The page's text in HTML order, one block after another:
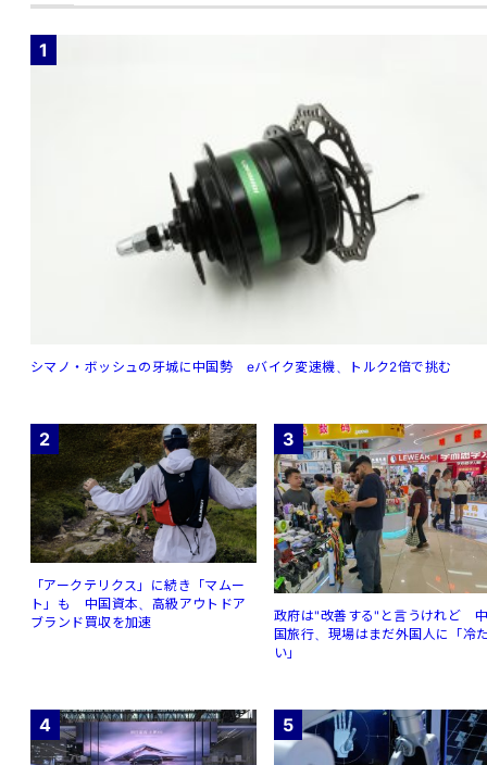
1
シマノ・ボッシュの牙城に中国勢 eバイク変速機、トルク2倍で挑む
2
「アークテリクス」に続き「マムー
ト」も 中国資本、高級アウトドア
ブランド買収を加速
3
政府は"改善する"と言うけれど
国旅行、現場はまだ外国人に「冷
い」
4 5